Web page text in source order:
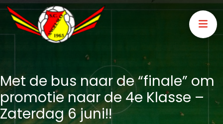
Met de bus naar de “finale” om
promotie naar de 4e Klasse –
Zaterdag 6 juni!!